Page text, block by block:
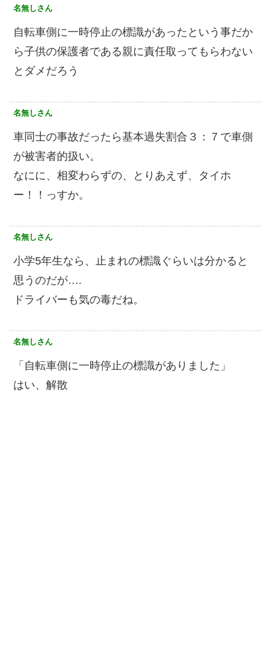
名無しさん
自転車側に一時停止の標識があったという事だか
ら子供の保護者である親に責任取ってもらわない
とダメだろう
名無しさん
車同士の事故だったら基本過失割合３：７で車側
が被害者的扱い。
なにに、相変わらずの、とりあえず、タイホ
ー！！っすか。
名無しさん
小学5年生なら、止まれの標識ぐらいは分かると
思うのだが….
ドライバーも気の毒だね。
名無しさん
「自転車側に一時停止の標識がありました」
はい、解散